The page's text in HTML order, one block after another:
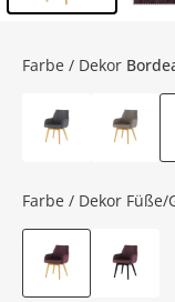
Farbe / Dekor
Farbe / Dekor Füße/